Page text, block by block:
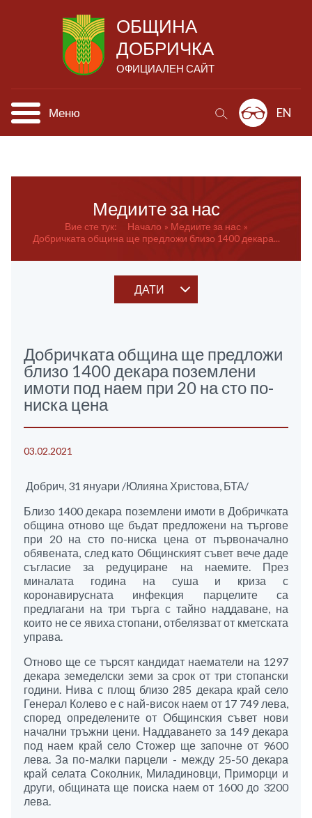
ОБЩИНА
ДОБРИЧКА
ОФИЦИАЛЕН САЙТ
Меню EN
Медиите за нас
Вие сте тук: Начало
Медиите за нас
Добричката община ще предложи близо 1400 декара...
ДАТИ
Добричката община ще предложи
близо 1400 декара поземлени
имоти под наем при 20 на сто по-
ниска цена
03.02.2021
Добрич, 31 януари /Юлияна Христова, БТА/
Близо 1400 декара поземлени имоти в Добричката
община отново ще бъдат предложени на търгове
при 20 на сто по-ниска цена от първоначално
обявената, след като Общинският съвет вече даде
съгласие за редуциране на наемите. През
миналата година на суша и криза с
коронавирусната инфекция парцелите са
предлагани на три търга с тайно наддаване, на
които не се явиха стопани, отбелязват от кметската
управа.
Отново ще се търсят кандидат наематели на 1297
декара земеделски земи за срок от три стопански
години. Нива с площ близо 285 декара край село
Генерал Колево е с най-висок наем от 17 749 лева,
според определените от Общинския съвет нови
начални тръжни цени. Наддаването за 149 декара
под наем край село Стожер ще започне от 9600
лева. За по-малки парцели - между 25-50 декара
край селата Соколник, Миладиновци, Приморци и
други, общината ще поиска наем от 1600 до 3200
лева.